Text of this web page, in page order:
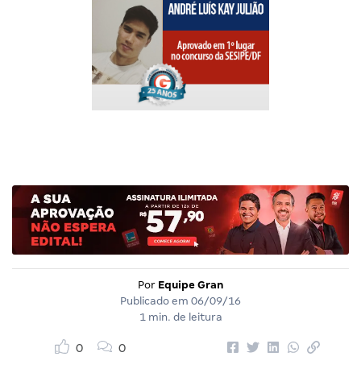
Por Equipe Gran
Publicado em 06/09/16
1 min. de leitura
0 0